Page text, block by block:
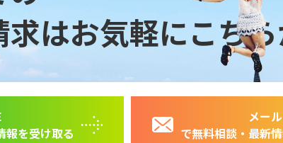
求はお気軽にこち
報を受け取る
メール
で無料相談・最新